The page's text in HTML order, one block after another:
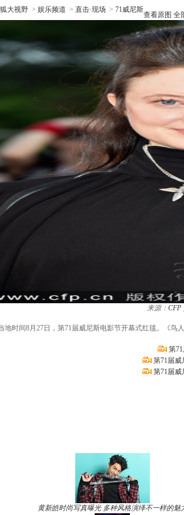
大视野 > 娱乐频道 > 直击·现场 > 71威尼斯
查看原图 全
来源： CFP
地时间8月27日，第71届威尼斯电影节开幕式红毯。《
第
第71届威
第71届威
黄新皓时尚写真曝光 多种风格演绎不一样的魅